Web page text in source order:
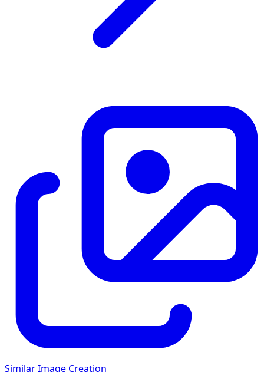
Similar Image Creation